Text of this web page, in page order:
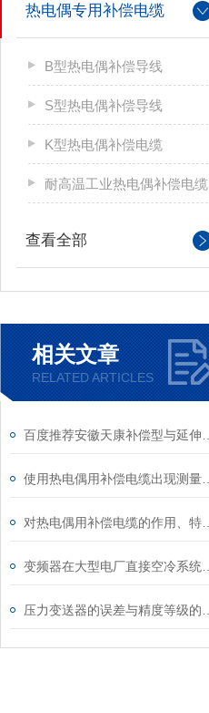
热电偶专用补偿电缆
B型热电偶补偿导线
S型热电偶补偿导线
K型热电偶补偿电缆
耐高温工业热电偶补偿电缆
查看全部
相关文章
RELATED ARTICLES